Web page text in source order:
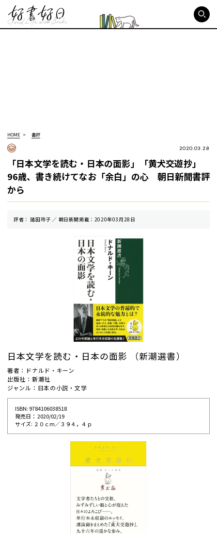
HOME 書評
2020.03.28
「日本文学を読む・日本の面影」「黄犬交遊抄」
96歳、書き続けてなお「余白」の心 朝日新聞書評
から
評者： 諸田玲子 ／ 朝⽇新聞掲載：2020年03月28日
日本文学を読む・日本の面影 （新潮選書）
著者：ドナルド・キーン
出版社：新潮社
ジャンル：日本の小説・文学
ISBN: 9784106038518
発売⽇： 2020/02/19
サイズ: ２０ｃｍ／３９４，４ｐ